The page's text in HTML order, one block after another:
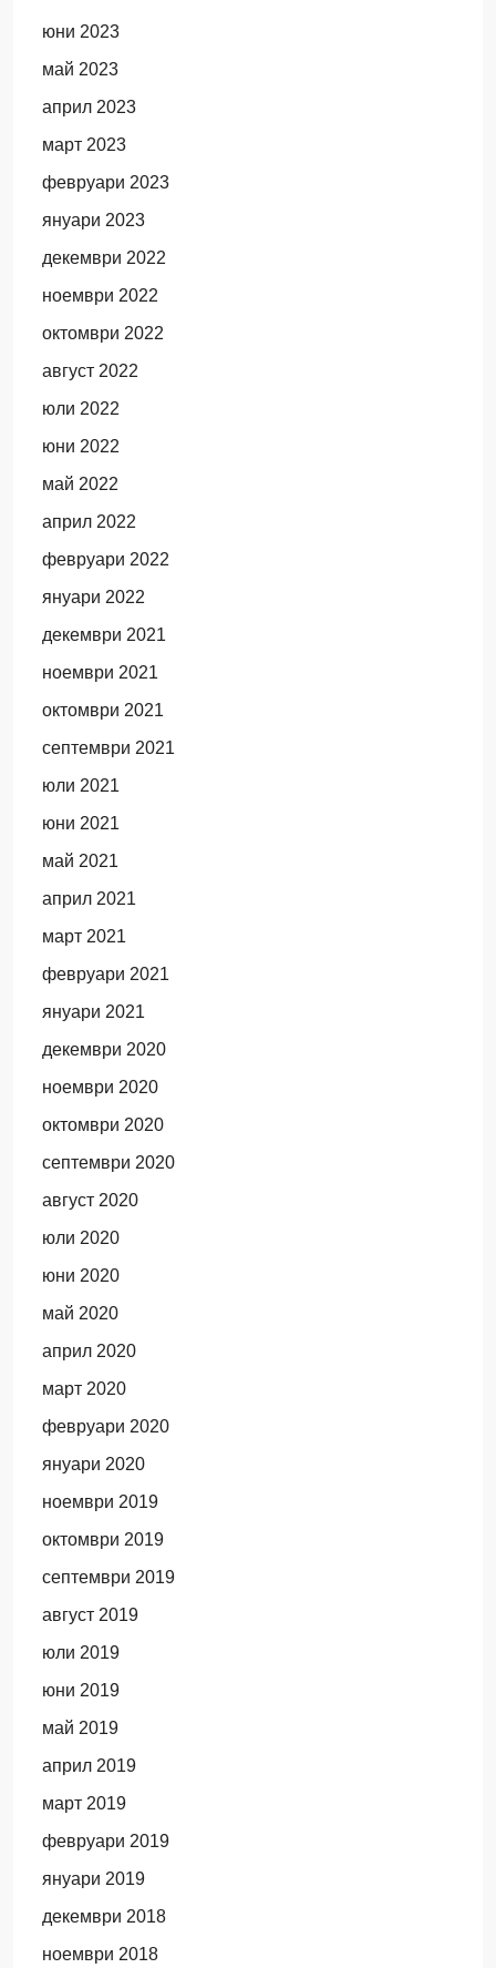
юни 2023
май 2023
април 2023
март 2023
февруари 2023
януари 2023
декември 2022
ноември 2022
октомври 2022
август 2022
юли 2022
юни 2022
май 2022
април 2022
февруари 2022
януари 2022
декември 2021
ноември 2021
октомври 2021
септември 2021
юли 2021
юни 2021
май 2021
април 2021
март 2021
февруари 2021
януари 2021
декември 2020
ноември 2020
октомври 2020
септември 2020
август 2020
юли 2020
юни 2020
май 2020
април 2020
март 2020
февруари 2020
януари 2020
ноември 2019
октомври 2019
септември 2019
август 2019
юли 2019
юни 2019
май 2019
април 2019
март 2019
февруари 2019
януари 2019
декември 2018
ноември 2018